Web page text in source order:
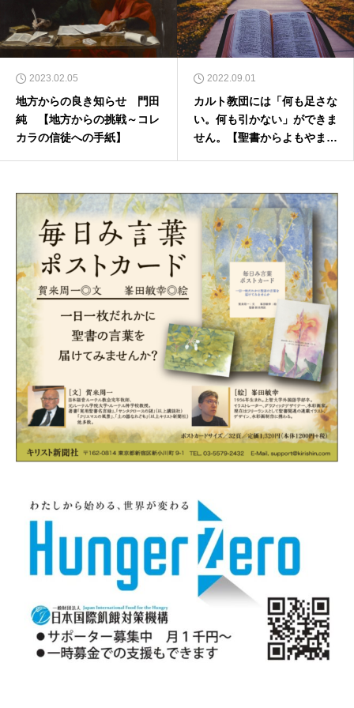
2023.02.05
地方からの良き知らせ 門田
純 【地方からの挑戦～コレ
カラの信徒への手紙】
2022.09.01
カルト教団には「何も足さな
い。何も引かない」ができま
せん。【聖書からよもやま話